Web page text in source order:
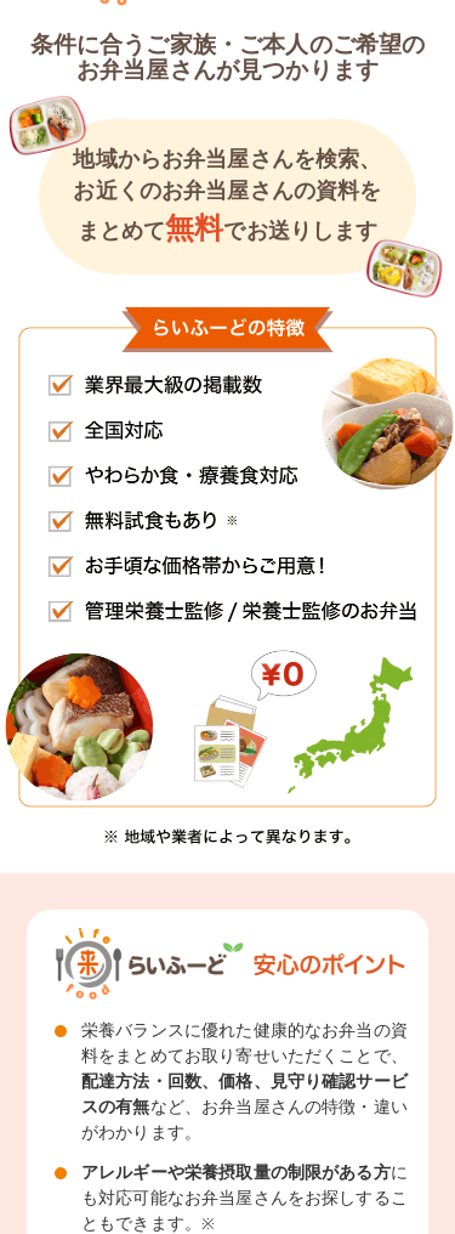
条件に合うご家族・ご本人のご希望の
お弁当屋さんが見つかります
地域からお弁当屋さんを検索、
お近くのお弁当屋さんの資料を
まとめて無料でお送りします
栄養バランスに優れた健康的なお弁当の資
料をまとめてお取り寄せいただくことで、
配達方法・回数、価格、見守り確認サービ
スの有無など、お弁当屋さんの特徴・違い
がわかります。
アレルギーや栄養摂取量の制限がある方に
も対応可能なお弁当屋さんをお探しするこ
ともできます。※